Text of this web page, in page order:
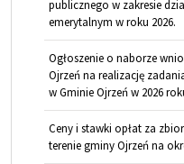
publicznego w zakresie
emerytalnym w roku 2026.
Ogłoszenie o naborze
Ojrzeń na realizację
w Gminie Ojrzeń w 2026
Ceny i stawki opłat za
terenie gminy Ojrzeń na